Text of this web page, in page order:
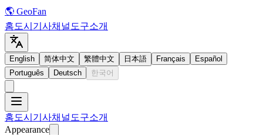
🌎 GeoFan
홈도시 기사채널 도구소개
English 简体中文 繁體中文 日本語 Français
Español
Português
Deutsch 한국어
홈도시 기사채널 도구소개
Appearance